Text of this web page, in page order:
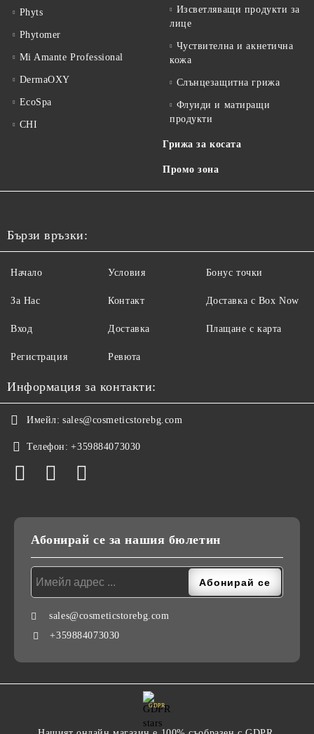
Phyts
Phytomer
Mi Amante Professional
DermaOXY
EcoSpa
CHI
Изсветляващи продукти за
лице
Чуствителна и акнетична
кожа
Слънцезащитна грижа
Флуиди и матиращи
продукти
Грижа за косата
Промо зона
Бързи връзки:
Начало
За Нас
Вход
Регистрация
Условия
Контакт
Доставка
Ревюта
Бонус точки
Доставка с Box Now
Плащане с карта
Информация за контакти:
Имейл: sales@cosmeticstorebg.com
Телефон: +359884073030
Абонирай се за нашия бюлетин
sales@cosmeticstorebg.com
+359884073030
GDPR